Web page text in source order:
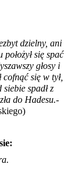
dzielny, ani
się spać
głosy i
się w tył,
spadł z
do Hadesu.-